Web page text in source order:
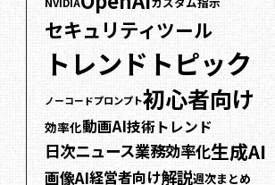
セキュリティツール
トレンドトピック
ノーコードプロンプト初心者向け
効率化動画AI技術トレンド
日次ニュース業務効率化生成AI
画像AI経営者向け解説週次まとめ